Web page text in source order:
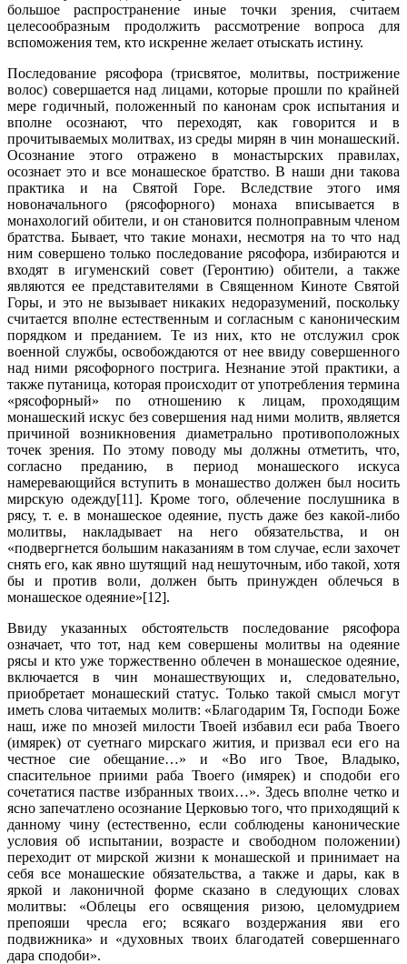
большое распространение иные точки зрения, считаем
целесообразным продолжить рассмотрение вопроса для
вспоможения тем, кто искренне желает отыскать истину.
Последование рясофора (трисвятое, молитвы, пострижение
волос) совершается над лицами, которые прошли по крайней
мере годичный, положенный по канонам срок испытания и
вполне осознают, что переходят, как говорится и в
прочитываемых молитвах, из среды мирян в чин монашеский.
Осознание этого отражено в монастырских правилах,
осознает это и все монашеское братство. В наши дни такова
практика и на Святой Горе. Вследствие этого имя
новоначального (рясофорного) монаха вписывается в
монахологий обители, и он становится полноправным членом
братства. Бывает, что такие монахи, несмотря на то что над
ним совершено только последование рясофора, избираются и
входят в игуменский совет (Геронтию) обители, а также
являются ее представителями в Священном Киноте Святой
Горы, и это не вызывает никаких недоразумений, поскольку
считается вполне естественным и согласным с каноническим
порядком и преданием. Те из них, кто не отслужил срок
военной службы, освобождаются от нее ввиду совершенного
над ними рясофорного пострига. Незнание этой практики, а
также путаница, которая происходит от употребления термина
«рясофорный» по отношению к лицам, проходящим
монашеский искус без совершения над ними молитв, является
причиной возникновения диаметрально противоположных
точек зрения. По этому поводу мы должны отметить, что,
согласно преданию, в период монашеского искуса
намеревающийся вступить в монашество должен был носить
мирскую одежду[11]. Кроме того, облечение послушника в
рясу, т. е. в монашеское одеяние, пусть даже без какой-либо
молитвы, накладывает на него обязательства, и он
«подвергнется большим наказаниям в том случае, если захочет
снять его, как явно шутящий над нешуточным, ибо такой, хотя
бы и против воли, должен быть принужден облечься в
монашеское одеяние»[12].
Ввиду указанных обстоятельств последование рясофора
означает, что тот, над кем совершены молитвы на одеяние
рясы и кто уже торжественно облечен в монашеское одеяние,
включается в чин монашествующих и, следовательно,
приобретает монашеский статус. Только такой смысл могут
иметь слова читаемых молитв: «Благодарим Тя, Господи Боже
наш, иже по мнозей милости Твоей избавил еси раба Твоего
(имярек) от суетнаго мирскаго жития, и призвал еси его на
честное сие обещание…» и «Во иго Твое, Владыко,
спасительное приими раба Твоего (имярек) и сподоби его
сочетатися пастве избранных твоих…». Здесь вполне четко и
ясно запечатлено осознание Церковью того, что приходящий к
данному чину (естественно, если соблюдены канонические
условия об испытании, возрасте и свободном положении)
переходит от мирской жизни к монашеской и принимает на
себя все монашеские обязательства, а также и дары, как в
яркой и лаконичной форме сказано в следующих словах
молитвы: «Облецы его освящения ризою, целомудрием
препояши чресла его; всякаго воздержания яви его
подвижника» и «духовных твоих благодатей совершеннаго
дара сподоби».